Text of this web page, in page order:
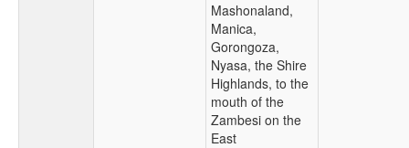
Mashonaland,
Manica,
Gorongoza,
Nyasa, the Shire
Highlands, to the
mouth of the
Zambesi on the
East